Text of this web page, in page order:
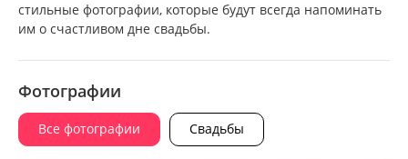
стильные фотографии, которые будут всегда напоминать
им о счастливом дне свадьбы.
Фотографии
Все фотографии Свадьбы